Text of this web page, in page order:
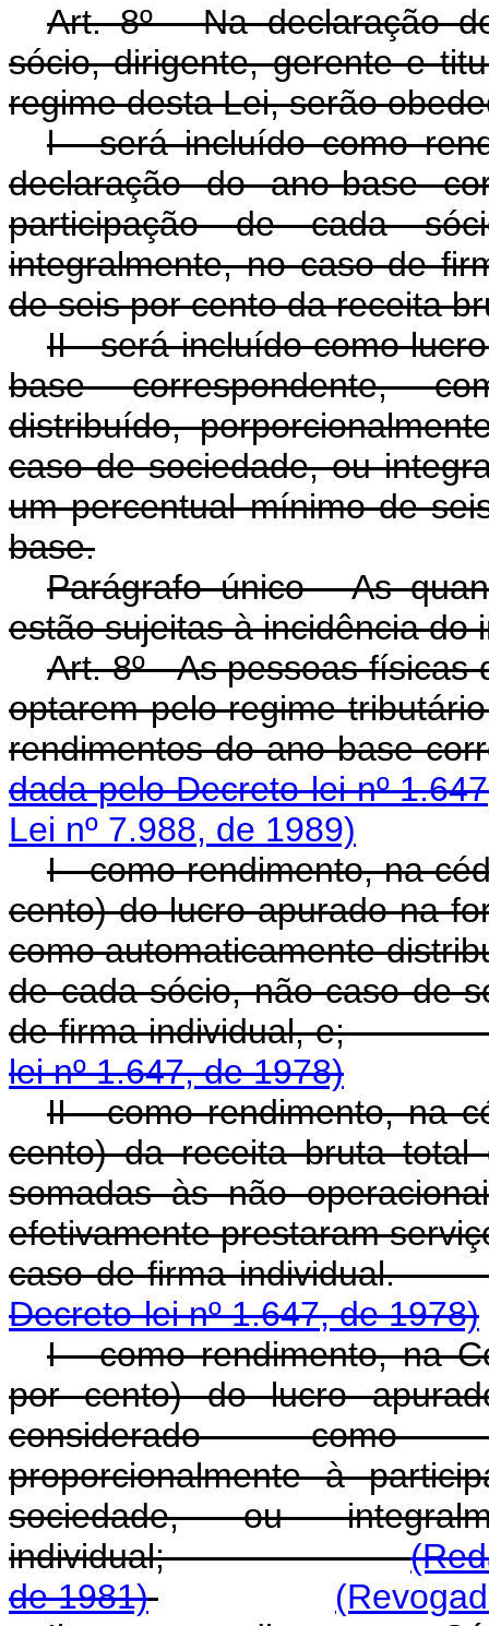
Art. 8º - Na declaração
sócio, dirigente, gerente e
regime desta Lei, serão
l - será incluído como
declaração do ano-base
participação de cada
integralmente, no caso de
de seis por cento da receita
II - será incluído como
base correspondente,
distribuído,
caso de sociedade, ou
um percentual mínimo de
base.
Parágrafo único - As
estão sujeitas à incidência do
Art. 8º - As pessoas
optarem pelo regime
rendimentos do ano-
dada pelo Decreto-lei nº
Lei nº 7.988, de 1989)
I - como rendimento, na
cento) do lucro apurado na
como automaticamente
de cada sócio, não caso de
de firma
lei nº 1.647, de 1978)
II - como rendimento, na
cento) da receita bruta total
somadas às não
efetivamente prestaram
caso de firma
Decreto-lei nº 1.647, de 1978)
I - como rendimento, na
por cento) do lucro
considerado como
proporcionalmente à
sociedade, ou
individual;
de 1981)